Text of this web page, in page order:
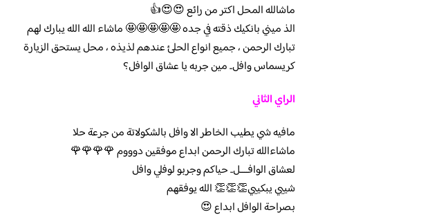
ماشالله المحل اكتر من رائع 😍😍👍
الذ ميني بانكيك ذقته في جده 🤩🤩🤩🤩🤩 ماشاء الله الله يبارك لهم
تبارك الرحمن ، جميع انواع الحلئ عندهم لذيذه ، محل يستحق الزيارة
كريسماس وافل.. مين جربه يا عشاق الوافل؟
الراي الثاني
مافيه شي يطيب الخاطر الا وافل بالشكولاتة من جرعة حلا
ماشاءالله تبارك الرحمن ابداع موفقين دوووم 🌹🌹🌹🌹
لعشاق الوافــــل.. حياكم وجربو لوفلي وافل
شييي يبكييي👏👏👏 الله يوفقهم
بصراحة الوافل ابداع 😍